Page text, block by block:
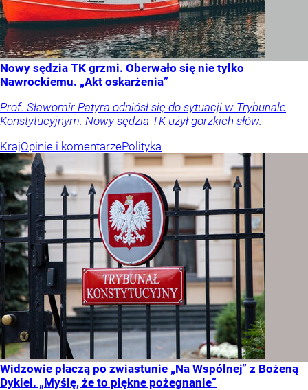
Nowy sędzia TK grzmi. Oberwało się nie tylko
Nawrockiemu. „Akt oskarżenia”
Prof. Sławomir Patyra odniósł się do sytuacji w Trybunale
Konstytucyjnym. Nowy sędzia TK użył gorzkich słów.
KrajOpinie i komentarzePolityka
Widzowie płaczą po zwiastunie „Na Wspólnej” z Bożeną
Dykiel. „Myślę, że to piękne pożegnanie”